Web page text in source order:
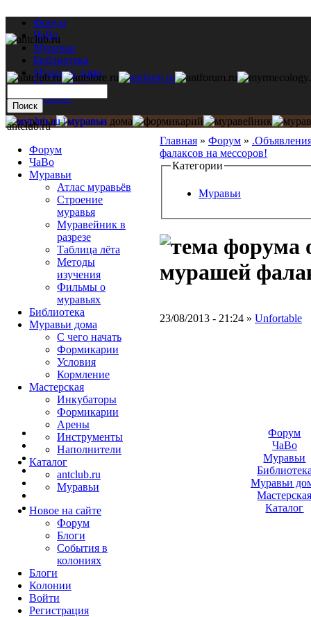
Форум
ЧаВо
Муравьи
Библиотека
Муравьи дома
Мастерская
Каталог
Главная » Форум »
фалаксов на мессоров!
Категории
Муравьи
мурашей
23/08/2013 - 21:24 » Unfortable
antclub.ru
Форум
ЧаВо
Муравьи
Атлас муравьёв
Строение
муравья
Муравейник в
разрезе
Таблица лёта
Методы
изучения
Фильмы о
муравьях
Библиотека
Муравьи дома
С чего начать
Формикарии
Условия
Кормление
Мастерская
Инкубаторы
Формикарии
Арены
Инструменты
Наполнители
Каталог
antclub.ru
Муравьи
Новое на сайте
Форум
Блоги
События в
колониях
Блоги
Колонии
Войти
Peгиcтpaция
Форум
ЧаВо
Муравьи
Муравьи
Каталог